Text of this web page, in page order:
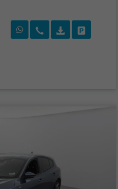
Rückruf vereinbaren
Wir rufen Sie an